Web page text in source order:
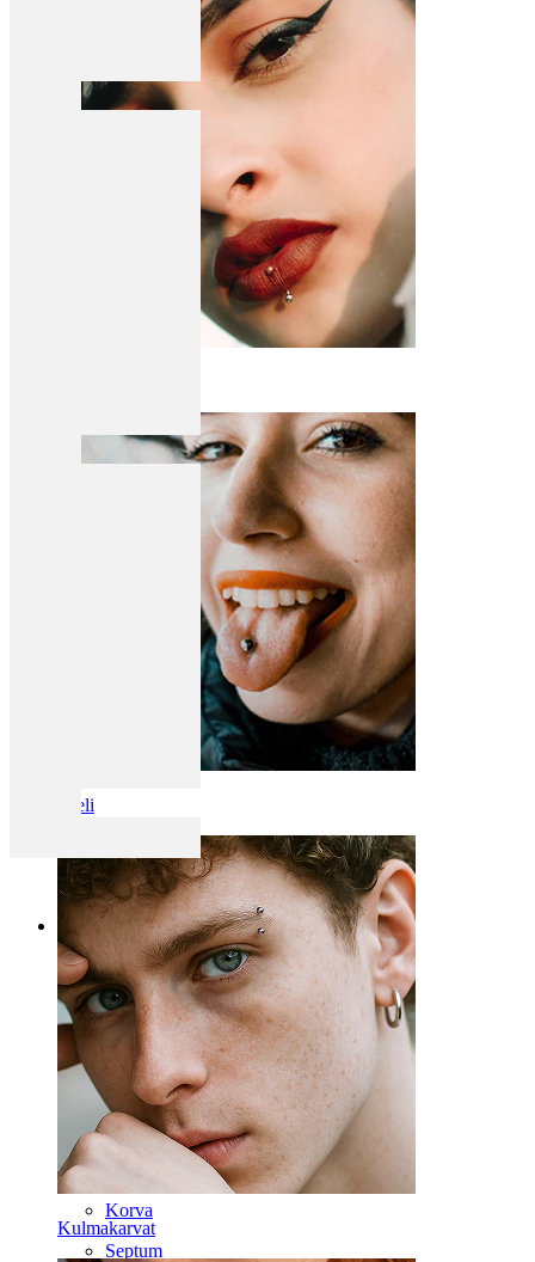
Kieli
Kulmakarvat
Kategoriat
Napa
Huuli
Nänni
Industrial
Dermal
Korva
Septum